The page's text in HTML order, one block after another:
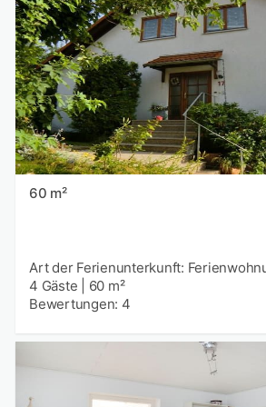
60 m²
Art der Ferienunterkunft:
4 Gäste
60 m²
Bewertungen: 4